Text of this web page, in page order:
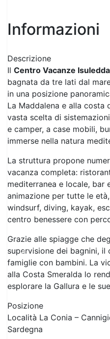
Previous
Informazioni
Descrizione
Il Centro Vacanze Isuledda
bagnata da tre lati dal
La Maddalena e alla costa
vasta scelta di
e camper, a case mobili,
immerse nella natura
La struttura propone
mediterranea e locale, bar
animazione per tutte le
windsurf, diving, kayak,
centro benessere con
supervisione dei bagnini, il
famiglie con bambini. La
alla Costa Smeralda lo